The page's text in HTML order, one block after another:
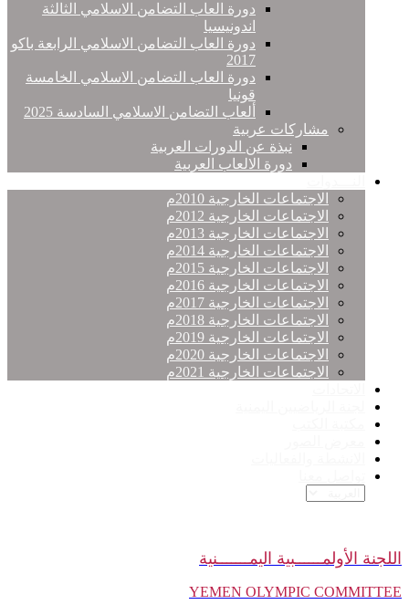
دورة العاب التضامن الاسلامي الثالثة
اندونيسيا
دورة العاب التضامن الاسلامي الرابعة باكو
2017
دورة العاب التضامن الاسلامي الخامسة
قونيا
ألعاب التضامن الاسلامي السادسة 2025
مشاركات عربية
نبذة عن الدورات العربية
دورة الالعاب العربية
الاجتماعات الخارجية 2010م
الاجتماعات الخارجية 2012م
الاجتماعات الخارجية 2013م
الاجتماعات الخارجية 2014م
الاجتماعات الخارجية 2015م
الاجتماعات الخارجية 2016م
الاجتماعات الخارجية 2017م
الاجتماعات الخارجية 2018م
الاجتماعات الخارجية 2019م
الاجتماعات الخارجية 2020م
الاجتماعات الخارجية 2021م
اللجنة الأولمــــــبية اليمـــــــنية
YEMEN OLYMPIC COMMITTEE